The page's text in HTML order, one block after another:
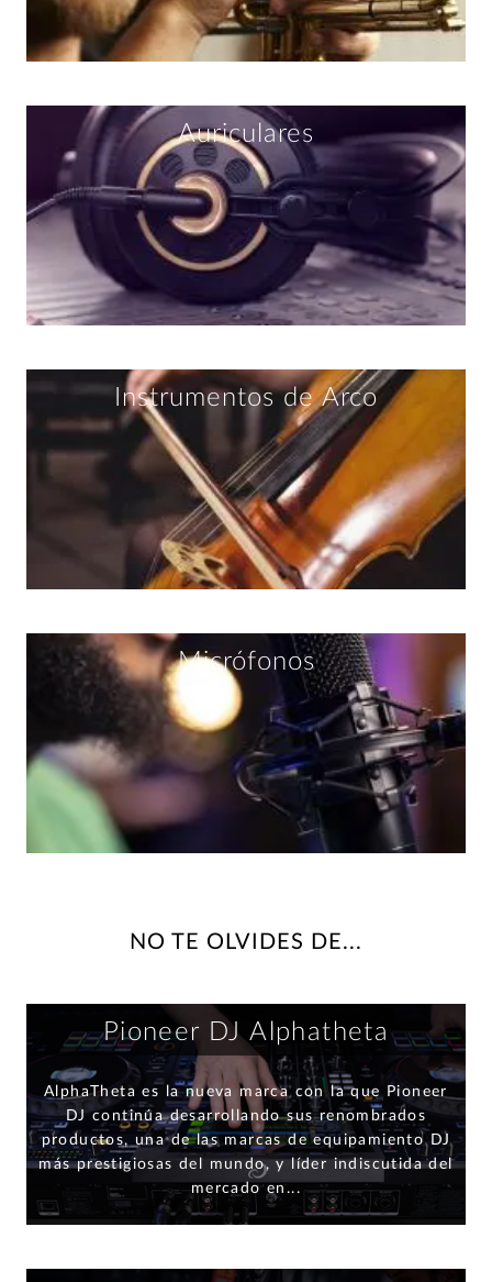
Auriculares
Instrumentos de Arco
Micrófonos
NO TE OLVIDES DE...
Pioneer DJ Alphatheta
AlphaTheta es la nueva marca con la que Pioneer
DJ continúa desarrollando sus renombrados
productos, una de las marcas de equipamiento DJ
más prestigiosas del mundo, y líder indiscutida del
mercado en...